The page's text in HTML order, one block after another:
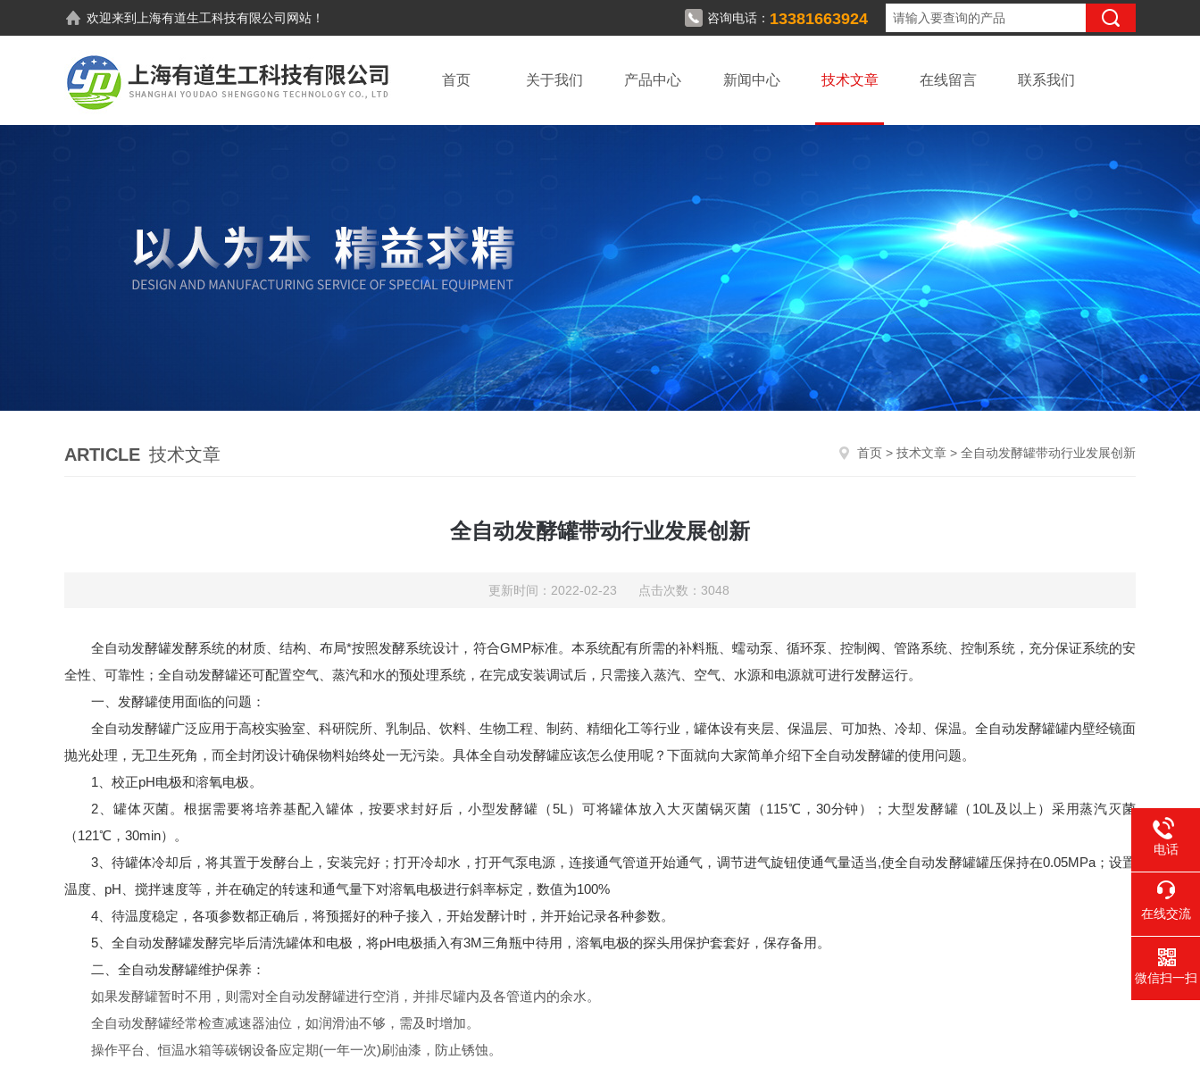
欢迎来到 上海有道生工科技有限公司 网站！ 咨询电话： 13381663924
首页 关于我们 产品中心 新闻中心 技术文章 在线留言 联系我们
ARTICLE 技术文章 首页 > 技术文章 > 全自动发酵罐带动行业发展创新
全自动发酵罐带动行业发展创新
更新时间：2022-02-23 点击次数：3048
全自动发酵罐发酵系统的材质、结构、布局*按照发酵系统设计，符合GMP标准。本系统配有所需的补料瓶、蠕动泵、循环泵、控制阀、管路系统、控制系统，充分保证系统的安
全性、可靠性；全自动发酵罐还可配置空气、蒸汽和水的预处理系统，在完成安装调试后，只需接入蒸汽、空气、水源和电源就可进行发酵运行。
一、发酵罐使用面临的问题：
全自动发酵罐广泛应用于高校实验室、科研院所、乳制品、饮料、生物工程、制药、精细化工等行业，罐体设有夹层、保温层、可加热、冷却、保温。全自动发酵罐罐内壁经镜面
抛光处理，无卫生死角，而全封闭设计确保物料始终处一无污染。具体全自动发酵罐应该怎么使用呢？下面就向大家简单介绍下全自动发酵罐的使用问题。
1、校正pH电极和溶氧电极。
2、罐体灭菌。根据需要将培养基配入罐体，按要求封好后，小型发酵罐（5L）可将罐体放入大灭菌锅灭菌（115℃，30分钟）；大型发酵罐（10L及以上）采用蒸汽灭菌
（121℃，30min）。
3、待罐体冷却后，将其置于发酵台上，安装完好；打开冷却水，打开气泵电源，连接通气管道开始通气，调节进气旋钮使通气量适当,使全自动发酵罐罐压保持在0.05MPa；设置
温度、pH、搅拌速度等，并在确定的转速和通气量下对溶氧电极进行斜率标定，数值为100%
4、待温度稳定，各项参数都正确后，将预摇好的种子接入，开始发酵计时，并开始记录各种参数。
5、全自动发酵罐发酵完毕后清洗罐体和电极，将pH电极插入有3M三角瓶中待用，溶氧电极的探头用保护套套好，保存备用。
二、全自动发酵罐维护保养：
如果发酵罐暂时不用，则需对全自动发酵罐进行空消，并排尽罐内及各管道内的余水。
全自动发酵罐经常检查减速器油位，如润滑油不够，需及时增加。
操作平台、恒温水箱等碳钢设备应定期(一年一次)刷油漆，防止锈蚀。
电话
在线交流
微信扫一扫